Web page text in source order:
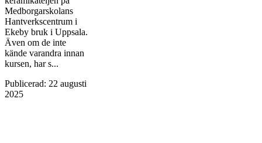
Medborgarskolans
Hantverkscentrum i
Ekeby bruk i Uppsala.
Även om de inte
kände varandra innan
kursen, har s...
Publicerad: 22 augusti
2025